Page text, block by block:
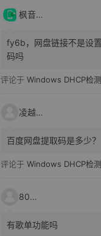
枫音应用
fy6b，网盘链接不是设
码吗
评论于 Windows DHCP检
凌越电子
百度网盘提取码是多少？
评论于 Windows DHCP检
80521
有歌单功能吗